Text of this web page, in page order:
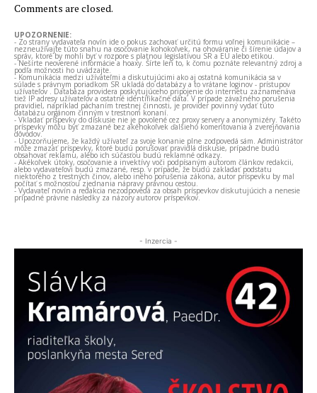
Comments are closed.
UPOZORNENIE:
- Zo strany vydavateľa novín ide o pokus zachovať určitú formu voľnej komunikácie –
nezneužívajte túto snahu na osočovanie kohokoľvek, na ohováranie či šírenie údajov a
správ, ktoré by mohli byť v rozpore s platnou legislatívou SR a EÚ alebo etikou.
- Nešírte neoverené informácie a hoaxy. Šírte len to, k čomu poznáte relevantný zdroj a
podľa možnosti ho uvádzajte.
- Komunikácia medzi užívateľmi a diskutujúcimi ako aj ostatná komunikácia sa v
súlade s právnym poriadkom SR ukladá do databázy a to vrátane loginov - prístupov
užívateľov . Databáza providera poskytujúceho pripojenie do internetu zaznamenáva
tiež IP adresy užívateľov a ostatné identifikačné dáta. V prípade závažného porušenia
pravidiel, napríklad páchaním trestnej činnosti, je provider povinný vydať túto
databázu orgánom činným v trestnom konaní.
- Vkladať príspevky do diskusie nie je povolené cez proxy servery a anonymizéry. Takéto
príspevky môžu byť zmazané bez akéhokoľvek ďalšieho komentovania a zverejňovania
dôvodov.
- Upozorňujeme, že každý užívateľ za svoje konanie plne zodpovedá sám. Administrátor
môže zmazať príspevky, ktoré budú porušovať pravidlá diskusie, prípadne budú
obsahovať reklamu, alebo ich súčasťou budú reklamné odkazy.
- Akékoľvek útoky, osočovanie a invektívy voči podpísaným autorom článkov redakcii,
alebo vydavateľovi budú zmazané, resp. v prípade, že budú zakladať podstatu
niektorého z trestných činov, alebo iného porušenia zákona, autor príspevku by mal
počítať s možnosťou zjednania nápravy právnou cestou.
- Vydavateľ novín a redakcia nezodpovedá za obsah príspevkov diskutujúcich a nenesie
prípadné právne následky za názory autorov príspevkov.
- Inzercia -